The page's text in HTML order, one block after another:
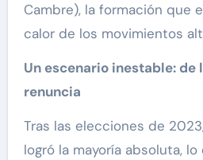
Cambre), la formación que
calor de los movimientos
Un escenario inestable: de
renuncia
Tras las elecciones de
logró la mayoría absoluta,